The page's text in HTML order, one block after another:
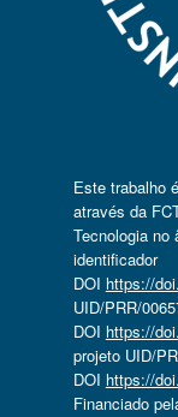
Este trabalho
através da
Tecnologia no
identificador
DOI https://
UID/PRR/
DOI https://
projeto UID/
DOI https://
Financiado